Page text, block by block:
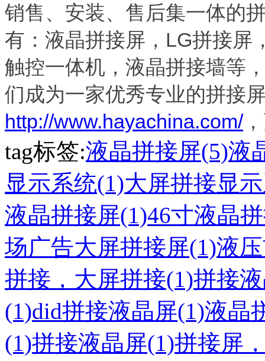
销售、安装、售后集一体的
有：液晶拼接屏，LG拼接屏
触控一体机，液晶拼接墙等
们成为一家优秀专业的拼接
http://www.hayachina.com/，
tag标签:液晶拼接屏(5)液
显示系统(1)大屏拼接显
液晶拼接屏(1)46寸液晶
场广告大屏拼接屏(1)液
拼接，大屏拼接(1)拼接
(1)did拼接液晶屏(1)液晶
(1)拼接液晶屏(1)拼接屏